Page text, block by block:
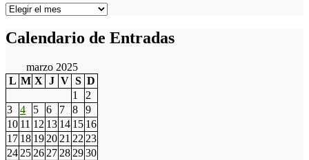
Entradas
Calendario de Entradas
marzo 2025
L M X J V S D
1
2
3
4 5 6 7 8
9
10 11 12 13 14 15 16
17 18 19 20 21 22 23
24 25 26 27 28 2930